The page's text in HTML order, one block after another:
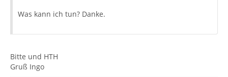
Was kann ich tun? Danke.
Bitte und HTH
Gruß Ingo